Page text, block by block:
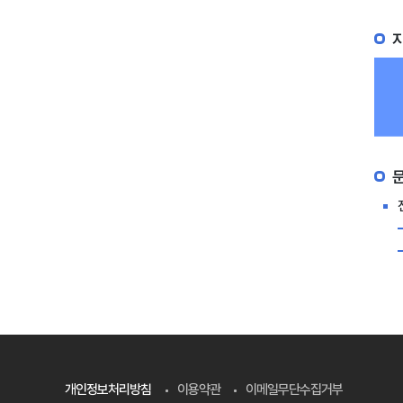
개인정보처리방침 이용약관 이메일무단수집거부